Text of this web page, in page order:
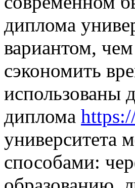
диплома
вариантом,
сэкономить
использованы
диплома
университета
способами: